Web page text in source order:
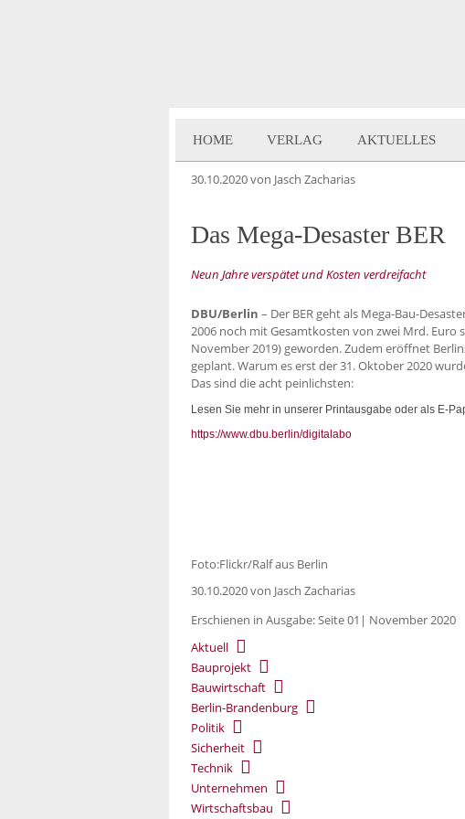
HOME VERLAG AKTUELLES
30.10.2020von Jasch Zacharias
Das Mega-Desaster BER
Neun Jahre verspätet und Kosten verdreifacht
DBU/Berlin – Der BER geht als Mega-Bau-
2006 noch mit Gesamtkosten von zwei Mrd. Euro
November 2019) geworden. Zudem eröffnet
geplant. Warum es erst der 31. Oktober 2020
Das sind die acht peinlichsten:
Lesen Sie mehr in unserer Printausgabe oder als E-
https://www.dbu.berlin/digitalabo
Foto:Flickr/Ralf aus Berlin
30.10.2020von Jasch Zacharias
Erschienen in Ausgabe: Seite 01| November 2020
Aktuell
Bauprojekt
Bauwirtschaft
Berlin-Brandenburg
Politik
Sicherheit
Technik
Unternehmen
Wirtschaftsbau